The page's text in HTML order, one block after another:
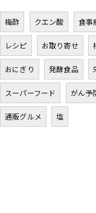
梅酢 クエン酸 食事
レシピ お取り寄せ
おにぎり 発酵食品
スーパーフード がん予
通販グルメ 塩